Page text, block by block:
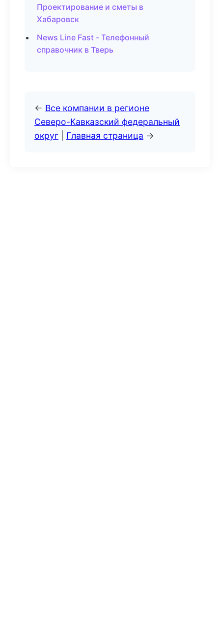
Проектирование и сметы в
Хабаровск
News Line Fast - Телефонный
справочник в Тверь
← Все компании в регионе
Северо-Кавказский федеральный
округ
Главная страница →